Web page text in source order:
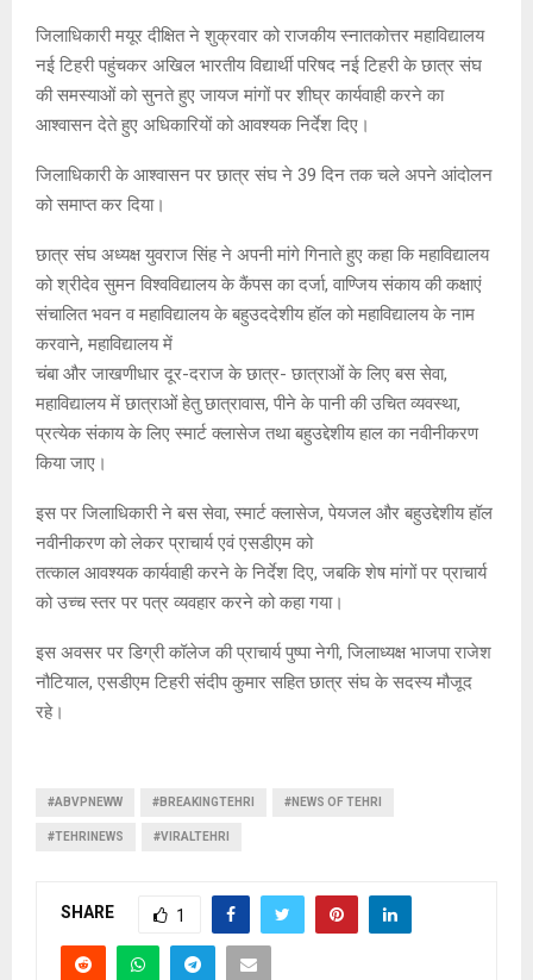
जिलाधिकारी मयूर दीक्षित ने शुक्रवार को राजकीय स्नातकोत्तर महाविद्यालय
नई टिहरी पहुंचकर अखिल भारतीय विद्यार्थी परिषद नई टिहरी के छात्र संघ
की समस्याओं को सुनते हुए जायज मांगों पर शीघ्र कार्यवाही करने का
आश्वासन देते हुए अधिकारियों को आवश्यक निर्देश दिए।
जिलाधिकारी के आश्वासन पर छात्र संघ ने 39 दिन तक चले अपने आंदोलन
को समाप्त कर दिया।
छात्र संघ अध्यक्ष युवराज सिंह ने अपनी मांगे गिनाते हुए कहा कि महाविद्यालय
को श्रीदेव सुमन विश्वविद्यालय के कैंपस का दर्जा, वाण्जिय संकाय की कक्षाएं
संचालित भवन व महाविद्यालय के बहुउददेशीय हॉल को महाविद्यालय के नाम
करवाने, महाविद्यालय में
चंबा और जाखणीधार दूर-दराज के छात्र- छात्राओं के लिए बस सेवा,
महाविद्यालय में छात्राओं हेतु छात्रावास, पीने के पानी की उचित व्यवस्था,
प्रत्येक संकाय के लिए स्मार्ट क्लासेज तथा बहुउद्देशीय हाल का नवीनीकरण
किया जाए।
इस पर जिलाधिकारी ने बस सेवा, स्मार्ट क्लासेज, पेयजल और बहुउद्देशीय हॉल
नवीनीकरण को लेकर प्राचार्य एवं एसडीएम को
तत्काल आवश्यक कार्यवाही करने के निर्देश दिए, जबकि शेष मांगों पर प्राचार्य
को उच्च स्तर पर पत्र व्यवहार करने को कहा गया।
इस अवसर पर डिग्री कॉलेज की प्राचार्य पुष्पा नेगी, जिलाध्यक्ष भाजपा राजेश
नौटियाल, एसडीएम टिहरी संदीप कुमार सहित छात्र संघ के सदस्य मौजूद
रहे।
#ABVPNEWW #BREAKINGTEHRI #NEWS OF TEHRI
#TEHRINEWS #VIRALTEHRI
SHARE 1